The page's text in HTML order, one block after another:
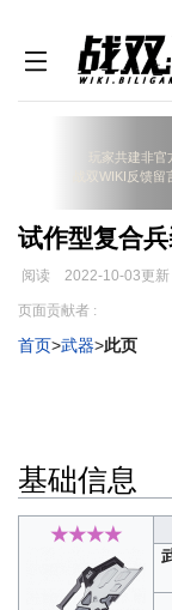
玩家共建非
战双WIKI反馈留
试作型复合
阅读 2022-10-03更新
跳
导
跳
搜
页面贡献者 :
首页>武器>此页
基础信息
★★★★